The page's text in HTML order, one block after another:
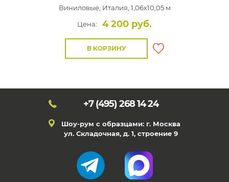
Виниловые, Италия, 1,06x10,05 м
Цена:
4 200 руб.
В КОРЗИНУ
+7 (495) 268 14 24
Шоу-рум с образцами: г. Москва
ул. Складочная, д. 1, строение 9